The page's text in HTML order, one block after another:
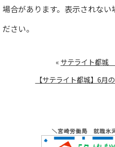
場合があります。表示されない
ださい。
« サテライト都
【サテライト都城】6月